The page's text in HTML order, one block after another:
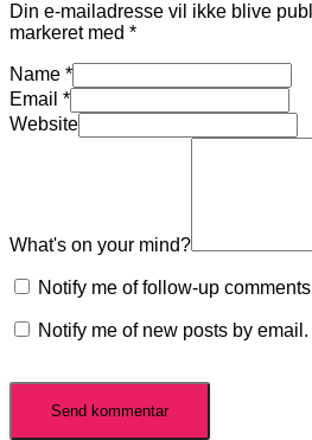
Din e-mailadresse vil ikke blive
markeret med *
Name *
Email *
Website
What's on your mind?
Notify me of follow-up
Notify me of new posts by email.